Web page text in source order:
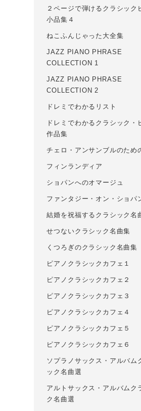
２ページで弾けるクラシック
小品集４
ねこふんじゃった大全集
JAZZ PIANO PHRASE
COLLECTION 1
JAZZ PIANO PHRASE
COLLECTION 2
ドレミでわかるリスト
ドレミでわかるクラシック・
作品集
チェロ・アンサンブルのため
フィンランディア
ショパンへのオマージュ
ファンタジー・オン・ショパ
結婚を祝福するクラシック名
せつないクラシック名曲集
くつろぎのクラシック名曲集
ピアノクラシックカフェ１
ピアノクラシックカフェ２
ピアノクラシックカフェ３
ピアノクラシックカフェ４
ピアノクラシックカフェ５
ピアノクラシックカフェ６
ソプラノサックス・アルバム
ック名曲選
アルトサックス・アルバムク
ク名曲選